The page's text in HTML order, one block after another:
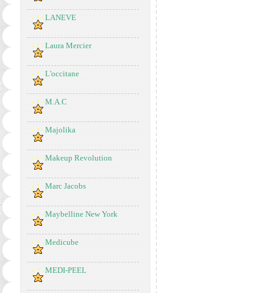
LANEVE
Laura Mercier
L'occitane
M.A.C
Majolika
Makeup Revolution
Marc Jacobs
Maybelline New York
Medicube
MEDI-PEEL